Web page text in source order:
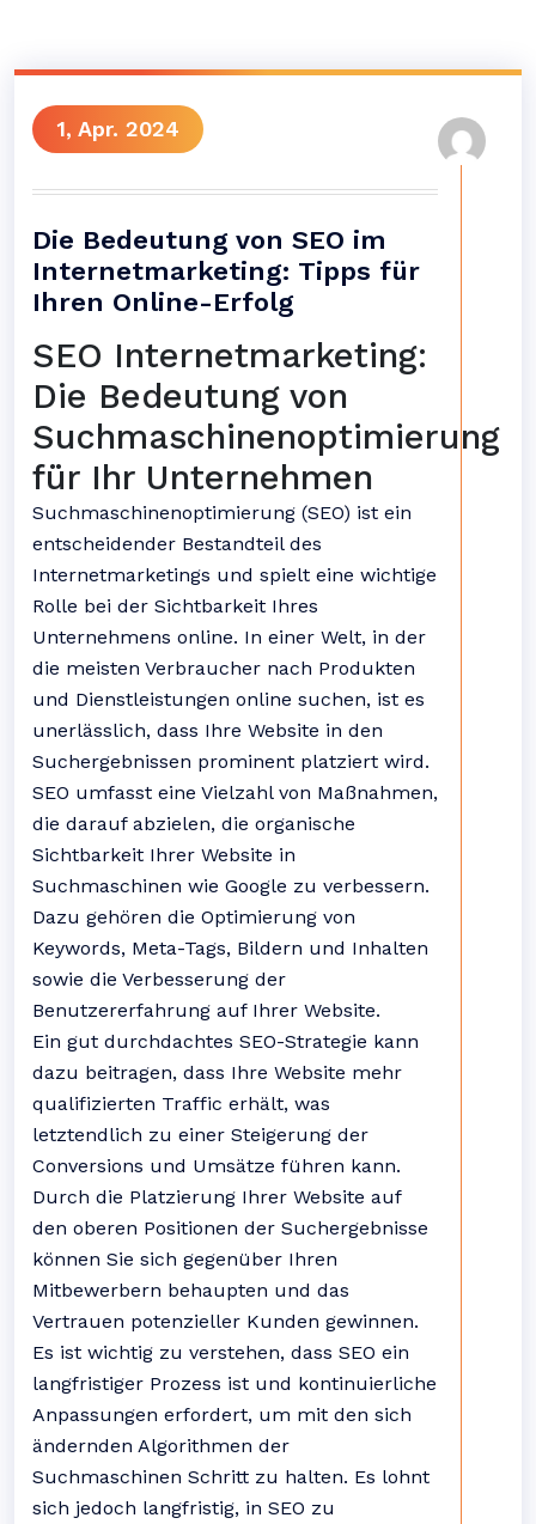
1, Apr. 2024
Die Bedeutung von SEO im
Internetmarketing: Tipps für
Ihren Online-Erfolg
SEO Internetmarketing:
Die Bedeutung von
Suchmaschinenoptimierung
für Ihr Unternehmen
Suchmaschinenoptimierung (SEO) ist ein
entscheidender Bestandteil des
Internetmarketings und spielt eine wichtige
Rolle bei der Sichtbarkeit Ihres
Unternehmens online. In einer Welt, in der
die meisten Verbraucher nach Produkten
und Dienstleistungen online suchen, ist es
unerlässlich, dass Ihre Website in den
Suchergebnissen prominent platziert wird.
SEO umfasst eine Vielzahl von Maßnahmen,
die darauf abzielen, die organische
Sichtbarkeit Ihrer Website in
Suchmaschinen wie Google zu verbessern.
Dazu gehören die Optimierung von
Keywords, Meta-Tags, Bildern und Inhalten
sowie die Verbesserung der
Benutzererfahrung auf Ihrer Website.
Ein gut durchdachtes SEO-Strategie kann
dazu beitragen, dass Ihre Website mehr
qualifizierten Traffic erhält, was
letztendlich zu einer Steigerung der
Conversions und Umsätze führen kann.
Durch die Platzierung Ihrer Website auf
den oberen Positionen der Suchergebnisse
können Sie sich gegenüber Ihren
Mitbewerbern behaupten und das
Vertrauen potenzieller Kunden gewinnen.
Es ist wichtig zu verstehen, dass SEO ein
langfristiger Prozess ist und kontinuierliche
Anpassungen erfordert, um mit den sich
ändernden Algorithmen der
Suchmaschinen Schritt zu halten. Es lohnt
sich jedoch langfristig, in SEO zu